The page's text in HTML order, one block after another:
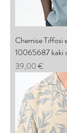
Chemise
10065687 kaki
Prix
39,00 €